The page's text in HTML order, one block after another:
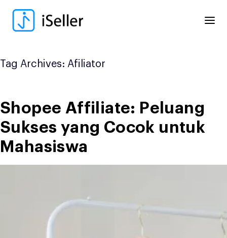
content
Tag Archives: Afiliator
Shopee Affiliate: Peluang
Sukses yang Cocok untuk
Mahasiswa